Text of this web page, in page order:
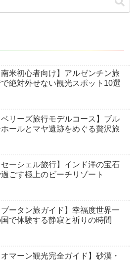
南米初心者向け】アルゼンチン旅
絶対外せない観光スポット10選
ベリーズ旅行モデルコース】ブル
ホールとマヤ遺跡をめぐる贅沢旅
セーシェル旅行】インド洋の宝石
ごす極上のビーチリゾート
ブータン旅ガイド】幸福度世界一
で体験する静寂と祈りの時間
オマーン観光完全ガイド】砂漠・